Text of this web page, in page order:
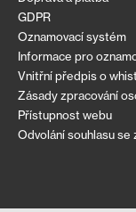
GDPR
Oznamovací systém
Informace pro
Vnitřní předpis o
Zásady zpracování
Přístupnost webu
Odvolání souhlasu